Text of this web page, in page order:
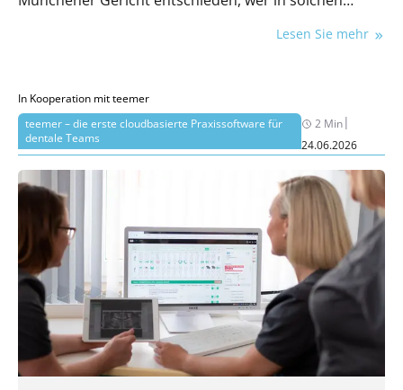
Lesen Sie mehr
In Kooperation mit teemer
teemer – die erste cloudbasierte Praxissoftware für
dentale Teams
2 Min|
24.06.2026